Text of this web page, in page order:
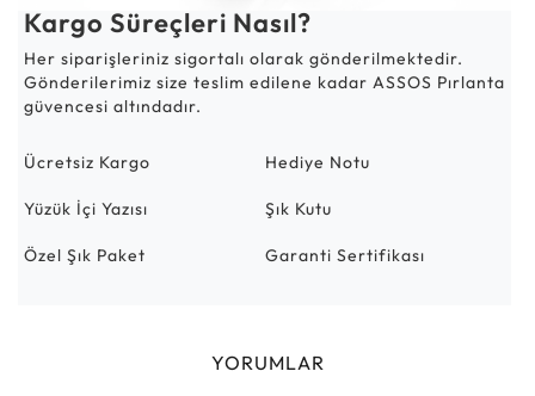
Kargo Süreçleri Nasıl?
Her siparişleriniz sigortalı olarak gönderilmektedir.
Gönderilerimiz size teslim edilene kadar ASSOS Pırlanta
güvencesi altındadır.
Ücretsiz Kargo Hediye Notu
Yüzük İçi Yazısı Şık Kutu
Özel Şık Paket Garanti Sertifikası
YORUMLAR